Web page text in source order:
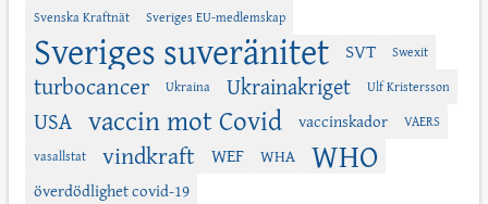
Svenska Kraftnät Sveriges EU-medlemskap
Sveriges suveränitet SVT Swexit
turbocancer Ukraina Ukrainakriget Ulf Kristersson
USA vaccin mot Covid vaccinskador
VAERS
vasallstat
vindkraft WEF WHA WHO
överdödlighet covid-19